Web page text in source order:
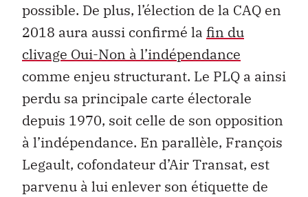
possible. De plus, l’élection de la CAQ en
2018 aura aussi confirmé la fin du
clivage Oui-Non à l’indépendance
comme enjeu structurant. Le PLQ a ainsi
perdu sa principale carte électorale
depuis 1970, soit celle de son opposition
à l’indépendance. En parallèle, François
Legault, cofondateur d’Air Transat, est
parvenu à lui enlever son étiquette de